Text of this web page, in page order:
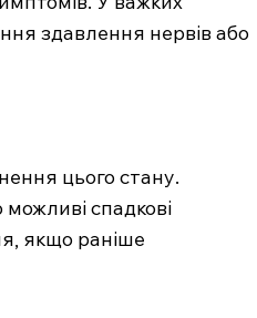
здавлення нервів або
цього стану.
можливі спадкові
якщо раніше